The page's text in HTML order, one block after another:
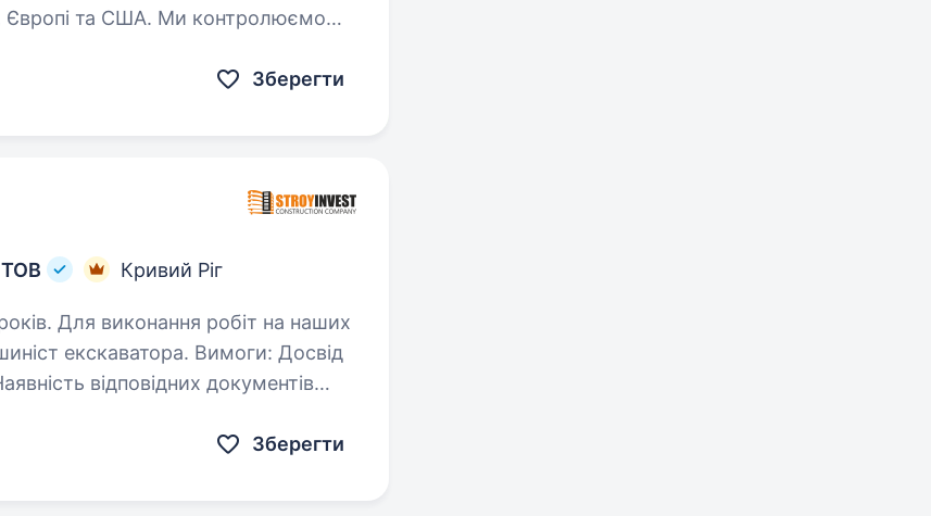
Європі та США. Ми контролюємо
Зберегти
ТОВ Кривий Ріг
наших
екскаватора. Вимоги: Досвід
Зберегти